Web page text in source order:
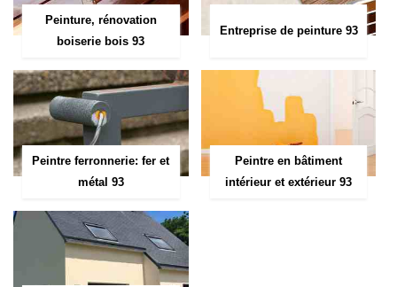
Peinture, rénovation
boiserie bois 93
Entreprise de peinture 93
Peintre ferronnerie: fer et
métal 93
Peintre en bâtiment
intérieur et extérieur 93